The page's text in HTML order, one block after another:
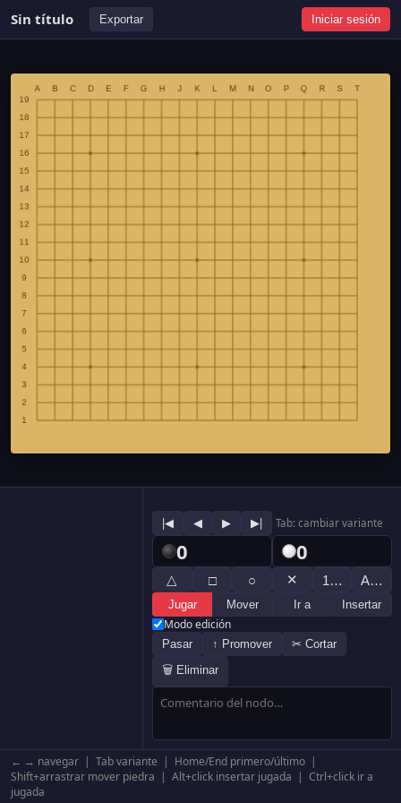
Sin título Exportar Iniciar sesión
|◀ ◀ ▶ ▶| Tab: cambiar variante
0 0
△ □ ○ ✕ 1… A…
Jugar Mover Ir a Insertar
Modo edición
Pasar ↑ Promover
✂ Cortar
🗑 Eliminar
← → navegar | Tab variante | Home/End primero/último |
Shift+arrastrar mover piedra | Alt+click insertar jugada | Ctrl+click ir a
jugada